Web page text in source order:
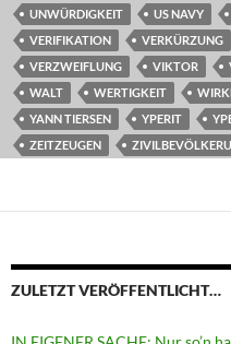
UNWÜRDIGKEIT US NAVY
VERIFIKATION
VERKÜRZUNG
VERZWEIFLUNG
VIKTOR
WALT
WERTIGKEIT
YANN TIERSEN
YPERIT
ZEITZEUGEN
ZULETZT VERÖFFENTLICHT…